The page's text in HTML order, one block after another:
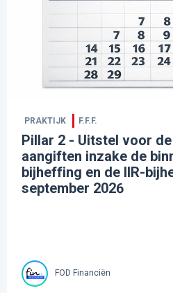
PRAKTIJK F.F.F.
Pillar 2 - Uitstel voor
aangiften inzake de
bijheffing en de IIR-
september 2026
FOD Financiën